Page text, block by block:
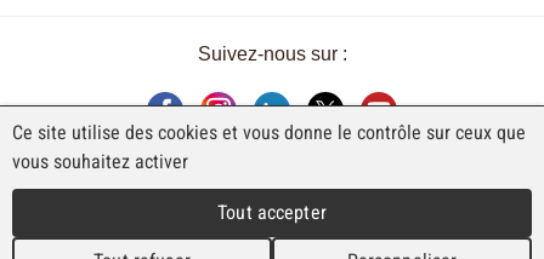
Suivez-nous sur :
UNE EXPOSITION DE FAJI SA
Rue Industrielle 98
CH-2740 Moutier
Ce site utilise des cookies et vous donne le contrôle sur ceux que
vous souhaitez activer
Tout accepter